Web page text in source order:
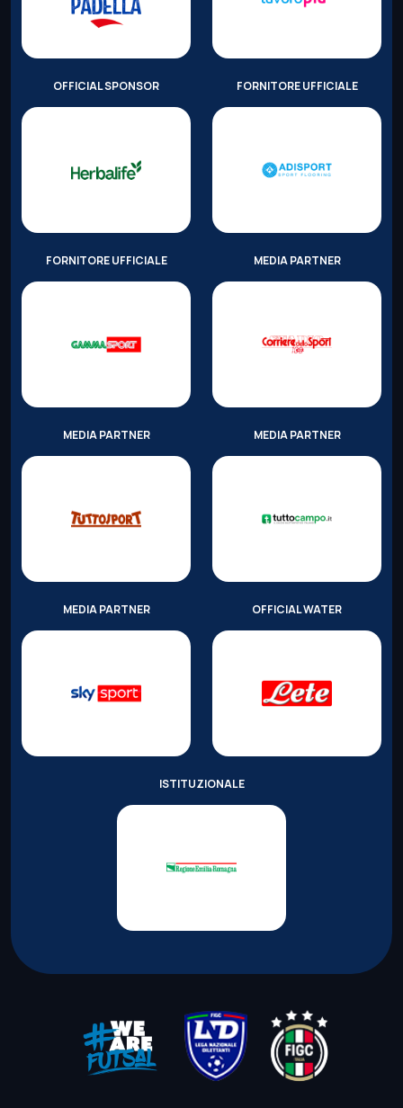
OFFICIAL SPONSOR FORNITORE UFFICIALE
FORNITORE UFFICIALE MEDIA PARTNER
MEDIA PARTNER MEDIA PARTNER
MEDIA PARTNER OFFICIAL WATER
ISTITUZIONALE